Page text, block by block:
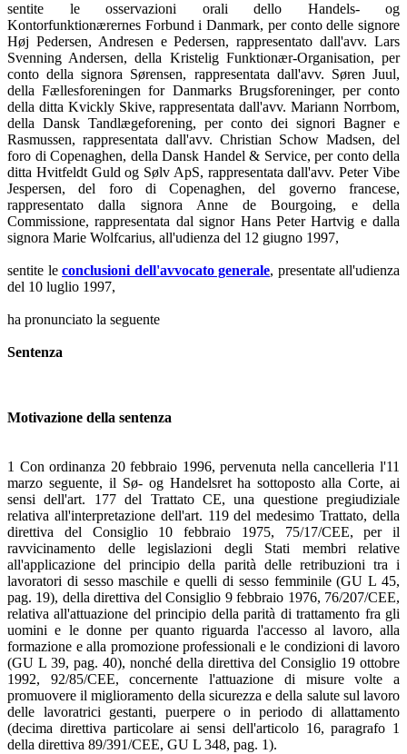
sentite le osservazioni orali dello Handels- og
Kontorfunktionærernes Forbund i Danmark, per conto delle signore
Høj Pedersen, Andresen e Pedersen, rappresentato dall'avv. Lars
Svenning Andersen, della Kristelig Funktionær-Organisation, per
conto della signora Sørensen, rappresentata dall'avv. Søren Juul,
della Fællesforeningen for Danmarks Brugsforeninger, per conto
della ditta Kvickly Skive, rappresentata dall'avv. Mariann Norrbom,
della Dansk Tandlægeforening, per conto dei signori Bagner e
Rasmussen, rappresentata dall'avv. Christian Schow Madsen, del
foro di Copenaghen, della Dansk Handel & Service, per conto della
ditta Hvitfeldt Guld og Sølv ApS, rappresentata dall'avv. Peter Vibe
Jespersen, del foro di Copenaghen, del governo francese,
rappresentato dalla signora Anne de Bourgoing, e della
Commissione, rappresentata dal signor Hans Peter Hartvig e dalla
signora Marie Wolfcarius, all'udienza del 12 giugno 1997,
sentite le conclusioni dell'avvocato generale, presentate all'udienza
del 10 luglio 1997,
ha pronunciato la seguente
Sentenza
Motivazione della sentenza
1 Con ordinanza 20 febbraio 1996, pervenuta nella cancelleria l'11
marzo seguente, il Sø- og Handelsret ha sottoposto alla Corte, ai
sensi dell'art. 177 del Trattato CE, una questione pregiudiziale
relativa all'interpretazione dell'art. 119 del medesimo Trattato, della
direttiva del Consiglio 10 febbraio 1975, 75/17/CEE, per il
ravvicinamento delle legislazioni degli Stati membri relative
all'applicazione del principio della parità delle retribuzioni tra i
lavoratori di sesso maschile e quelli di sesso femminile (GU L 45,
pag. 19), della direttiva del Consiglio 9 febbraio 1976, 76/207/CEE,
relativa all'attuazione del principio della parità di trattamento fra gli
uomini e le donne per quanto riguarda l'accesso al lavoro, alla
formazione e alla promozione professionali e le condizioni di lavoro
(GU L 39, pag. 40), nonché della direttiva del Consiglio 19 ottobre
1992, 92/85/CEE, concernente l'attuazione di misure volte a
promuovere il miglioramento della sicurezza e della salute sul lavoro
delle lavoratrici gestanti, puerpere o in periodo di allattamento
(decima direttiva particolare ai sensi dell'articolo 16, paragrafo 1
della direttiva 89/391/CEE, GU L 348, pag. 1).